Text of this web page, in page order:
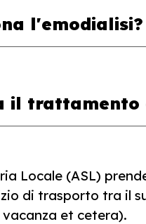
l'emodialisi?
il trattamento
Locale (ASL)
di trasporto tra il
et cetera).